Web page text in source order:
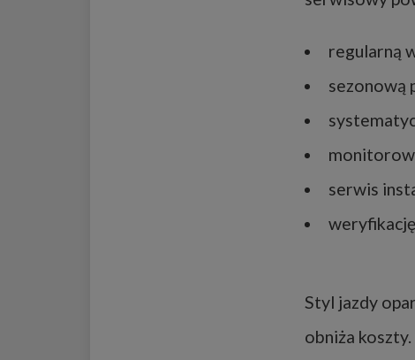
regularną
sezonową
serwis
Styl jazdy
obniża